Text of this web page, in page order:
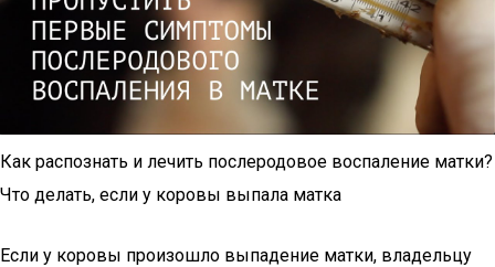
Как распознать и лечить послеродовое воспаление матки?
Что делать, если у коровы выпала матка
Если у коровы произошло выпадение матки, владельцу